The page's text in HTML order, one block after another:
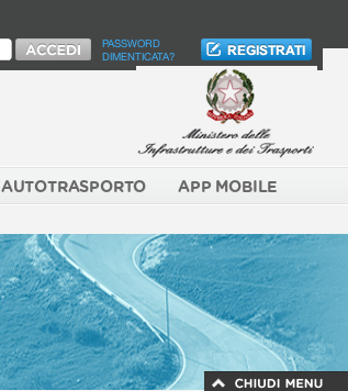
PASSWORD
DIMENTICATA?
AUTOTRASPORTO APP MOBILE